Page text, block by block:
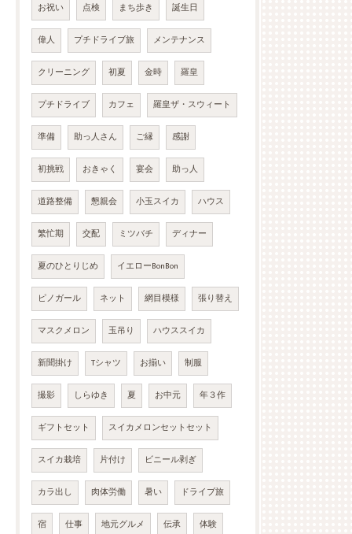
お祝い 点検 まち歩き 誕生日
偉人 プチドライブ旅 メンテナンス
クリーニング 初夏 金時 羅皇
プチドライブ カフェ 羅皇ザ・スウィート
準備 助っ人さん ご縁 感謝
初挑戦 おきゃく 宴会 助っ人
道路整備 懇親会 小玉スイカ ハウス
繁忙期 交配 ミツバチ ディナー
夏のひとりじめ イエローBonBon
ピノガール ネット 網目模様 張り替え
マスクメロン 玉吊り ハウススイカ
新聞掛け Tシャツ お揃い 制服
撮影 しらゆき 夏 お中元 年３作
ギフトセット スイカメロンセットセット
スイカ栽培 片付け ビニール剥ぎ
カラ出し 肉体労働 暑い ドライブ旅
宿 仕事 地元グルメ 伝承 体験